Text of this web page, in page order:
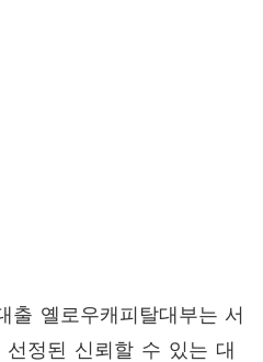
출 옐로우캐피탈대부는 서
선정된 신뢰할 수 있는 대